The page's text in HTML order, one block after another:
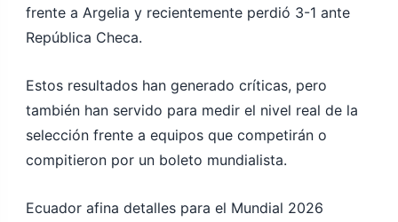
frente a Argelia y recientemente perdió 3-1 ante
República Checa.
Estos resultados han generado críticas, pero
también han servido para medir el nivel real de la
selección frente a equipos que competirán o
compitieron por un boleto mundialista.
Ecuador afina detalles para el Mundial 2026